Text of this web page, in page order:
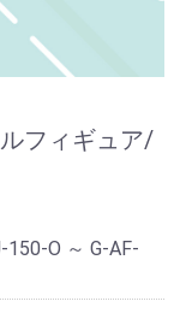
フィギュア/
150-O ～ G-AF-